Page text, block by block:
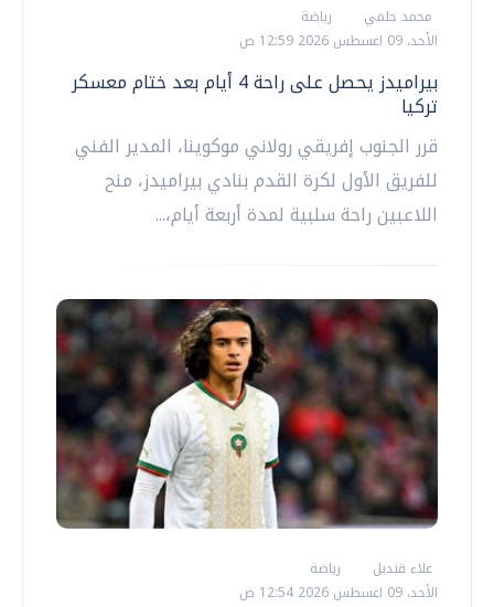
محمد حلمي
رياضة
الأحد، 09 اغسطس 2026 12:59 ص
بيراميدز يحصل على راحة 4 أيام بعد ختام معسكر
تركيا
قرر الجنوب إفريقي رولاني موكوينا، المدير الفني
للفريق الأول لكرة القدم بنادي بيراميدز، منح
اللاعبين راحة سلبية لمدة أربعة أيام،...
علاء قنديل
رياضة
الأحد، 09 اغسطس 2026 12:54 ص